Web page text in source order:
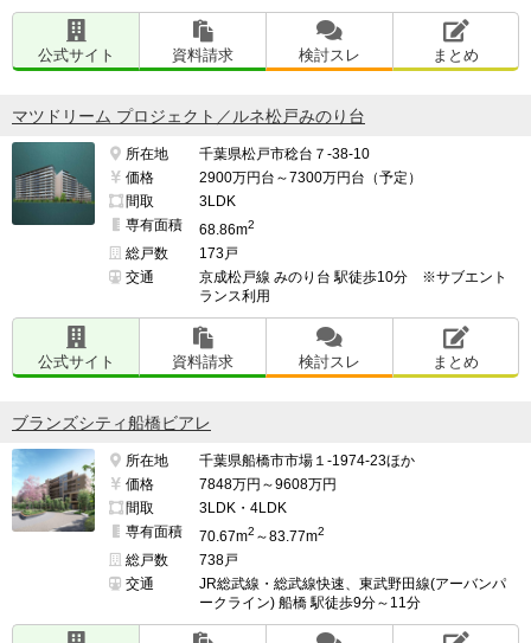
公式サイト 資料請求 検討スレ まとめ
マツドリーム プロジェクト／ルネ松戸みのり台
所在地
千葉県松戸市稔台７-38-10
価格
2900万円台～7300万円台（予定）
間取
3LDK
専有面積
68.86m2
総戸数
173戸
交通
京成松戸線 みのり台 駅徒歩10分 ※サブエント
ランス利用
公式サイト 資料請求 検討スレ まとめ
ブランズシティ船橋ビアレ
所在地
千葉県船橋市市場１-1974-23ほか
価格
7848万円～9608万円
間取
3LDK・4LDK
専有面積
70.67m2 ～83.77m2
総戸数
738戸
交通
JR総武線・総武線快速、東武野田線(アーバンパ
ークライン) 船橋 駅徒歩9分～11分